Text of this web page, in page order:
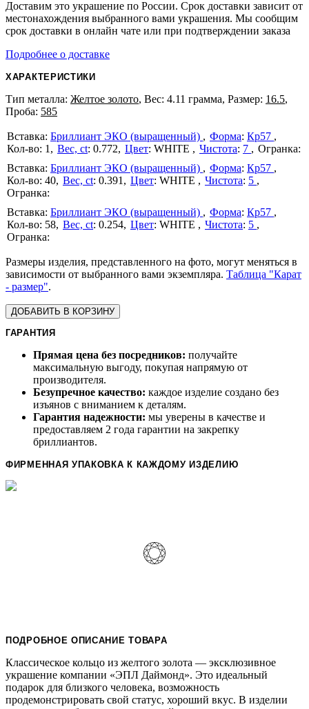
Доставим это украшение по России. Срок доставки зависит от
местонахождения выбранного вами украшения. Мы сообщим
срок доставки в онлайн чате или при подтверждении заказа
Подробнее о доставке
ХАРАКТЕРИСТИКИ
Тип металла: Желтое золото, Вес: 4.11 грамма, Размер: 16.5,
Проба: 585
Бриллиант ЭКО (выращенный) Форма: Кр57
1
Вес, ct: 0.772 Цвет: WHITE Чистота: 7
Бриллиант ЭКО (выращенный)
Форма: Кр57
40 Вес, ct: 0.391 Цвет: WHITE Чистота: 5
Бриллиант ЭКО (выращенный) Форма: Кр57
58 Вес, ct: 0.254 Цвет: WHITE Чистота: 5
Размеры изделия, представленного на фото, могут меняться в
зависимости от выбранного вами экземпляра. Таблица "Карат
- размер".
ДОБАВИТЬ В КОРЗИНУ
ГАРАНТИЯ
Прямая цена без посредников: получайте
максимальную выгоду, покупая напрямую от
производителя.
Безупречное качество: каждое изделие создано без
изъянов с вниманием к деталям.
Гарантия надежности: мы уверены в качестве и
предоставляем 2 года гарантии на закрепку
бриллиантов.
ФИРМЕННАЯ УПАКОВКА К КАЖДОМУ ИЗДЕЛИЮ
ПОДРОБНОЕ ОПИСАНИЕ ТОВАРА
Классическое кольцо из желтого золота — эксклюзивное
украшение компании «ЭПЛ Даймонд». Это идеальный
подарок для близкого человека, возможность
продемонстрировать свой статус, хороший вкус. В изделии